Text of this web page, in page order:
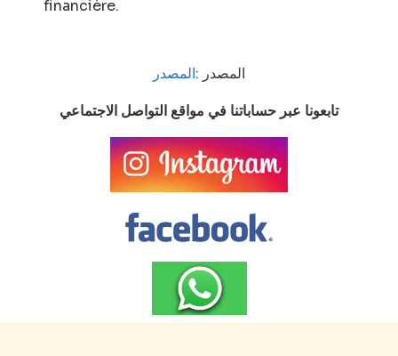
financière.
المصدر :المصدر
تابعونا عبر حساباتنا في مواقع التواصل الاجتماعي